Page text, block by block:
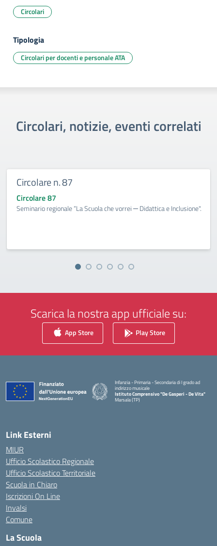
Circolari
Tipologia
Circolari per docenti e personale ATA
Circolari, notizie, eventi correlati
Circolare n. 87
Circolare 87
Seminario regionale “La Scuola che vorrei ─ Didattica e Inclusione".
Scarica la nostra app ufficiale su:
App Store Play Store
Infanzia - Primaria - Secondaria di I grado ad
indirizzo musicale
Istituto Comprensivo "De Gasperi - De Vita"
Marsala (TP)
Link Esterni
MIUR
Ufficio Scolastico Regionale
Ufficio Scolastico Territoriale
Scuola in Chiaro
Iscrizioni On Line
Invalsi
Comune
La Scuola